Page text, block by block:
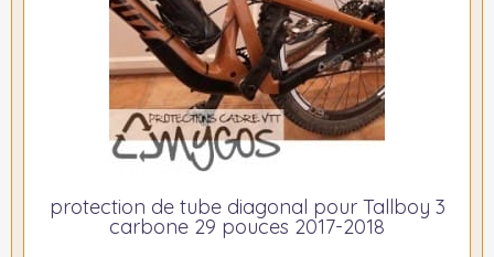
protection de tube diagonal pour Tallboy 3
carbone 29 pouces 2017-2018